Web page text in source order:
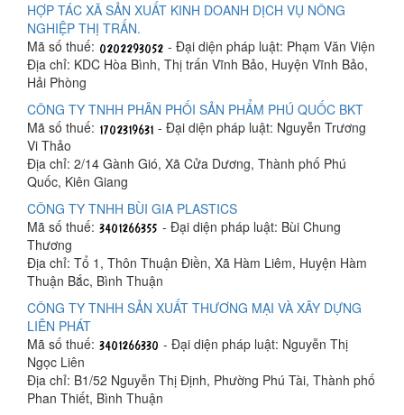
HỢP TÁC XÃ SẢN XUẤT KINH DOANH DỊCH VỤ NÔNG
NGHIỆP THỊ TRẤN.
Mã số thuế:
- Đại diện pháp luật: Phạm Văn Viện
Địa chỉ: KDC Hòa Bình, Thị trấn Vĩnh Bảo, Huyện Vĩnh Bảo,
Hải Phòng
CÔNG TY TNHH PHÂN PHỐI SẢN PHẨM PHÚ QUỐC BKT
Mã số thuế:
- Đại diện pháp luật: Nguyễn Trương
Vi Thảo
Địa chỉ: 2/14 Gành Gió, Xã Cửa Dương, Thành phố Phú
Quốc, Kiên Giang
CÔNG TY TNHH BÙI GIA PLASTICS
Mã số thuế:
- Đại diện pháp luật: Bùi Chung
Thương
Địa chỉ: Tổ 1, Thôn Thuận Điền, Xã Hàm Liêm, Huyện Hàm
Thuận Bắc, Bình Thuận
CÔNG TY TNHH SẢN XUẤT THƯƠNG MẠI VÀ XÂY DỰNG
LIÊN PHÁT
Mã số thuế:
- Đại diện pháp luật: Nguyễn Thị
Ngọc Liên
Địa chỉ: B1/52 Nguyễn Thị Định, Phường Phú Tài, Thành phố
Phan Thiết, Bình Thuận